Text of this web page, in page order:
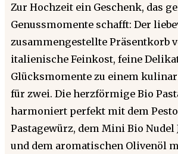
Zur Hochzeit ein Geschenk, das
Genussmomente schafft: Der
zusammengestellte Präsentkorb
italienische Feinkost, feine
Glücksmomente zu einem
für zwei. Die herzförmige Bio
harmoniert perfekt mit dem Pesto
Pastagewürz, dem Mini Bio Nudel
und dem aromatischen Olivenöl